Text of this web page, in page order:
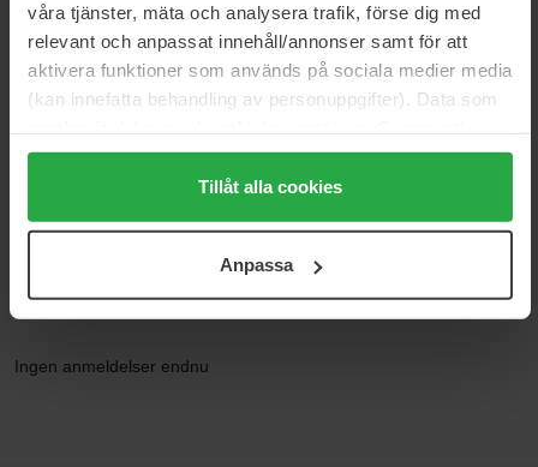
våra tjänster, mäta och analysera trafik, förse dig med
relevant och anpassat innehåll/annonser samt för att
aktivera funktioner som används på sociala medier media
(kan innefatta behandling av personuppgifter). Data som
trycka på "Tillåt alla cookies" accepterar du alla cookies,
medan du under "Detaljer" kan anpassa användningen av
cookies. Du kan när som helst återkalla ditt samtycke.
Tillåt alla cookies
Anpassa
Kategorier:
Hjem
Twins Prima Ballerina
Spørgsmål og svar (0)
Ingen anmeldelser endnu